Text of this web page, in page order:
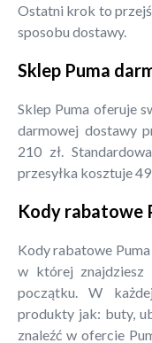
Ostatni krok to
sposobu dostawy.
Sklep Puma
Sklep Puma oferuje
darmowej dostawy
210 zł.
przesyłka kosztuje 49
Kody rabatowe
Kody rabatowe
w której znajdziesz
początku. W
produkty jak: buty,
znaleźć w ofercie